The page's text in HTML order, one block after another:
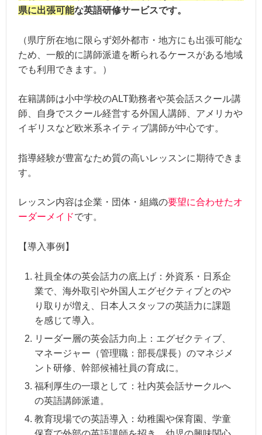
県に出張可能な英語研修サービスです。
（県庁所在地に限らず郊外都市・地方にも出張可能な
ため、一般的に講師派遣を断られるケースがある地域
でも利用できます。）
在籍講師は小中学校のALT勤務者や英会話スクール講
師、自身でスクール経営する外国人講師、アメリカや
イギリスなど欧米系ネイティブ講師が中心です。
指導経験が豊富なため質の高いレッスンに期待できま
す。
レッスン内容は企業・団体・組織の要望に合わせたオ
ーダーメイドです。
【導入事例】
社員全体の英会話力の底上げ：外資系・日系企
業で、海外取引や外国人エグゼクティブとのや
り取りが増え、日本人スタッフの英語力に課題
を感じて導入。
リーダー層の英会話力向上：エグゼクティブ、
マネージャー（管理職：部長/課長）のマネジメ
ント研修、幹部候補社員の育成に。
福利厚生の一環として：社内英会話サークルへ
の英語講師派遣。
教育現場での英語導入：幼稚園や保育園、学童